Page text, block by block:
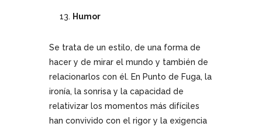
Humor
Se trata de un estilo, de una forma de
hacer y de mirar el mundo y también de
relacionarlos con él. En Punto de Fuga, la
ironía, la sonrisa y la capacidad de
relativizar los momentos más difíciles
han convivido con el rigor y la exigencia